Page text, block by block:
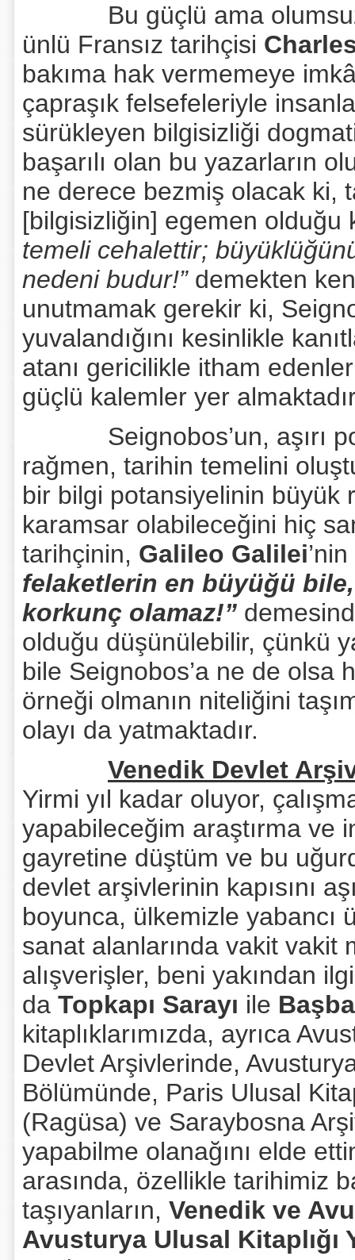
Bu güçlü ama olumsuz
ünlü Fransız tarihçisi
bakıma hak vermemeye
çapraşık felsefeleriyle
sürükleyen bilgisizliği
başarılı olan bu yazarların
ne derece bezmiş olacak ki,
[bilgisizliğin] egemen olduğu
temeli cehalettir;
nedeni budur!”demekten
unutmamak gerekir ki,
yuvalandığını kesinlikle
atanı gericilikle itham
güçlü kalemler yer
Seignobos’un, aşırı
rağmen, tarihin temelini
bir bilgi potansiyelinin büyük
karamsar olabileceğini hiç
tarihçinin, Galileo Galilei
felaketlerin en büyüğü
korkunç olamaz!”
olduğu düşünülebilir, çünkü
bile Seignobos’a ne de olsa
örneği olmanın niteliğini
olayı da yatmaktadır.
Venedik Devlet
Yirmi yıl kadar oluyor,
yapabileceğim araştırma ve
gayretine düştüm ve bu
devlet arşivlerinin kapısını
boyunca, ülkemizle yabancı
sanat alanlarında vakit vakit
alışverişler, beni yakından
da Topkapı Sarayı ile
kitaplıklarımızda, ayrıca
Devlet Arşivlerinde,
Bölümünde, Paris Ulusal
(Ragüsa) ve Saraybosna
yapabilme olanağını elde
arasında, özellikle tarihimiz
taşıyanların, Venedik ve
Avusturya Ulusal Kitaplığı